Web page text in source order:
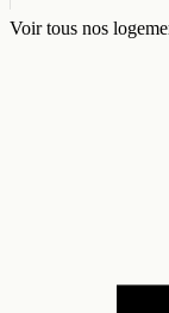
Voir tous nos